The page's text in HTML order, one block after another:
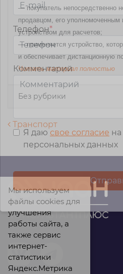
— покупатель непосредственно
продавцом, его уполномоченным
устройством для расчетов;
— применяется устройство,
и обеспечивает дистанционную
Читать материал полностью
Без рубрики
Навигация по
Транспорт
Телефон*
Комментарий
Я даю свое согласие
персональных данных
Мы используем
файлы cookies для
улучшения
работы сайта, а
также сервис
интернет-
статистики
Яндекс.Метрика